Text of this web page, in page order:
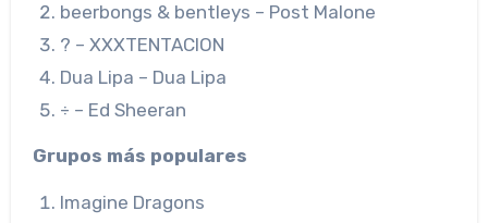
beerbongs & bentleys – Post Malone
? – XXXTENTACION
Dua Lipa – Dua Lipa
÷ – Ed Sheeran
Grupos más populares
Imagine Dragons